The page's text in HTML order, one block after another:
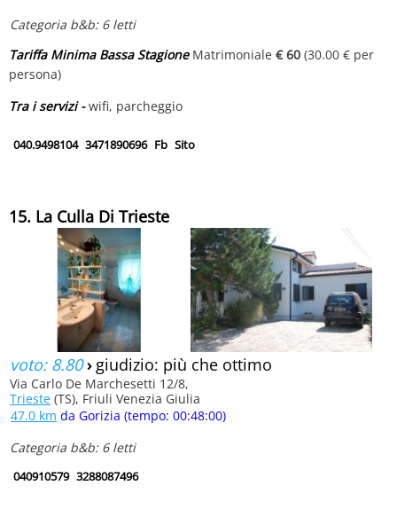
Categoria b&b: 6 letti
Tariffa Minima Bassa StagioneMatrimoniale € 60 (30.00 € per
persona)
Tra i servizi -wifi, parcheggio
040.9498104 3471890696 Fb Sito
15. La Culla Di Trieste
voto: 8.80› giudizio: più che ottimo
Via Carlo De Marchesetti 12/8,
Trieste (TS), Friuli Venezia Giulia
47.0 km da Gorizia (tempo: 00:48:00)
Categoria b&b: 6 letti
040910579 3288087496